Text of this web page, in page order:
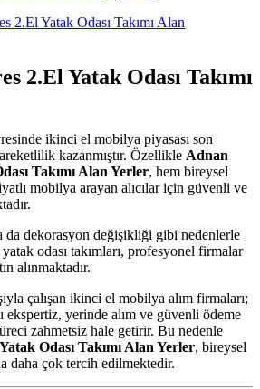
2.El Yatak Odası Takımı
ikinci el mobilya piyasası son
kazanmıştır. Özellikle Adnan
Takımı Alan Yerler, hem bireysel
mobilya arayan alıcılar için güvenli ve
da dekorasyon değişikliği gibi nedenlerle
odası takımları, profesyonel firmalar
alınmaktadır.
çalışan ikinci el mobilya alım firmaları;
ekspertiz, yerinde alım ve güvenli ödeme
zahmetsiz hale getirir. Bu nedenle
Odası Takımı Alan Yerler, bireysel
daha çok tercih edilmektedir.